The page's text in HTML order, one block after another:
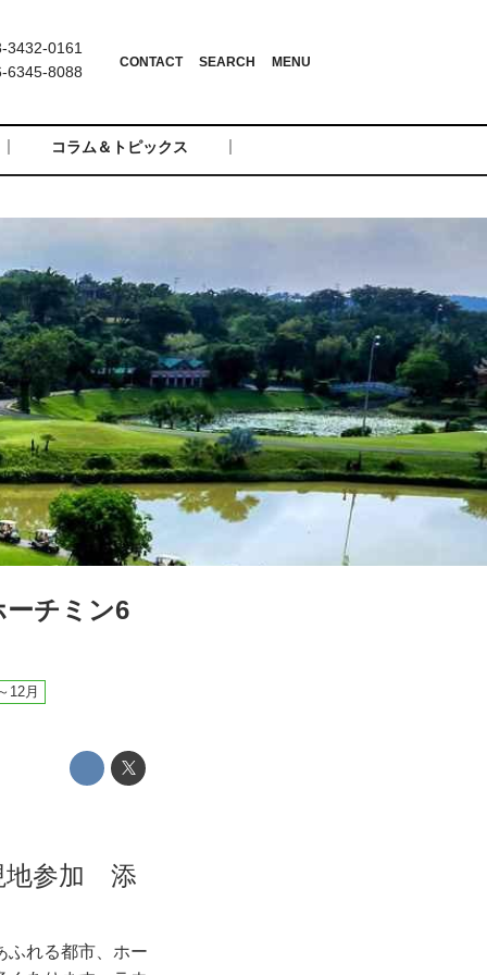
コラム＆トピックス
3432-0161
6345-8088
ーチミン6
12月
地参加 添
ふれる都市、ホー